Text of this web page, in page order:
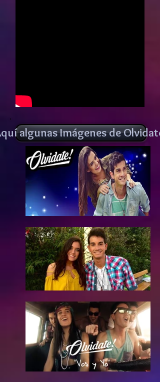
algunas Imágenes de Olvidate!